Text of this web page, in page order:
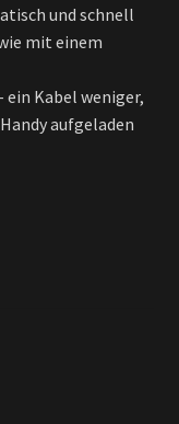
und schnell
mit einem
ein Kabel weniger,
aufgeladen